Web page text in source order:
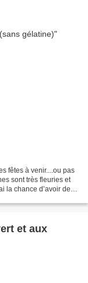
fêtes à venir....ou pas
sont très fleuries et
la chance d’avoir des
et aux